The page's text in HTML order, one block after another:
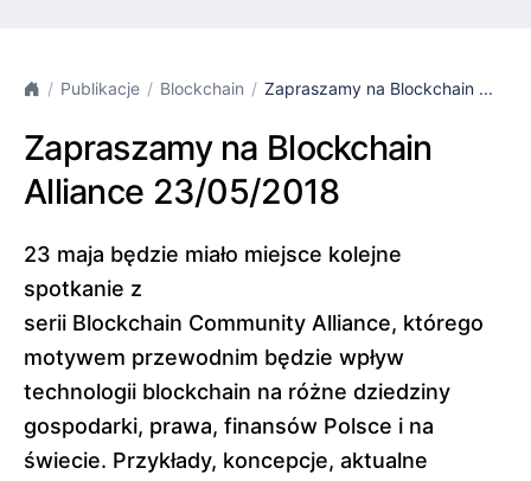
Publikacje Blockchain Zapraszamy na Blockchain ...
Zapraszamy na Blockchain
Alliance 23/05/2018
23 maja będzie miało miejsce kolejne
spotkanie z
serii Blockchain Community Alliance, którego
motywem przewodnim będzie wpływ
technologii blockchain na różne dziedziny
gospodarki, prawa, finansów Polsce i na
świecie. Przykłady, koncepcje, aktualne